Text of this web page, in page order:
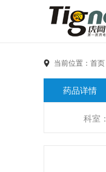
当前位置： 首页
药品详情
科室：